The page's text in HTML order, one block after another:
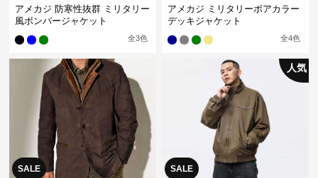
アメカジ 防寒性抜群 ミリタリー
風ボンバージャケット
全3色
アメカジ ミリタリーボアカラー
デッキジャケット
全4色
SALE SALE
人気